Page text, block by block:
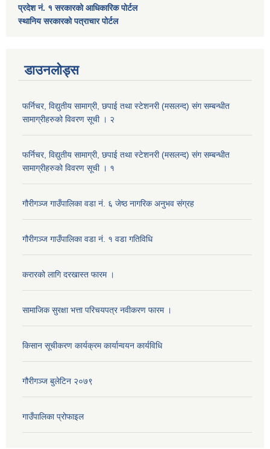
प्रदेश नं. १ सरकारको आधिकारिक पोर्टल
स्थानिय सरकारको पत्राचार पोर्टल
डाउनलोड्स
फर्निचर, विद्युतीय सामाग्री, छपाई तथा स्टेशनरी (मसलन्द) संग सम्बन्धीत
सामाग्रीहरुको विवरण सूची । २
फर्निचर, विद्युतीय सामाग्री, छपाई तथा स्टेशनरी (मसलन्द) संग सम्बन्धीत
सामाग्रीहरुको विवरण सूची । १
गौरीगञ्‍ज गाउँपालिका वडा नं. ६ जेष्ठ नागरिक अनुभव संग्रह
गौरीगञ्‍ज गाउँपालिका वडा नं. १ वडा गतिविधि
करारको लागि दरखास्त फारम ।
सामाजिक सुरक्षा भत्ता परिचयपत्र नवीकरण फारम ।
किसान सूचीकरण कार्यक्रम कार्यान्वयन कार्यविधि
गौरीगञ्‍ज बुलेटिन २०७९
गाउँपालिका प्रोफाइल